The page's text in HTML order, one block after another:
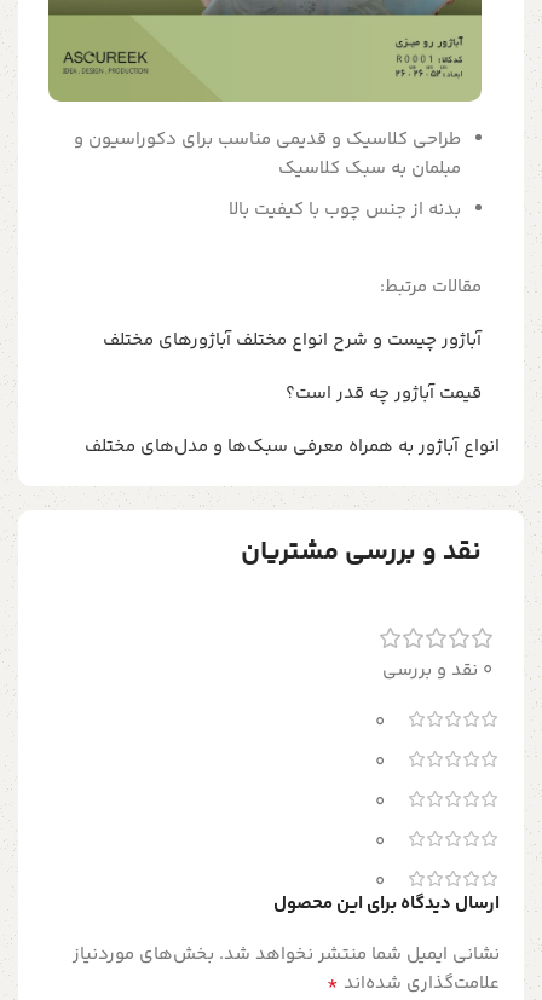
طراحی کلاسیک و قدیمی مناسب برای دکوراسیون و
مبلمان به سبک کلاسیک
بدنه از جنس چوب با کیفیت بالا
مقالات مرتبط:
آباژور چیست و شرح انواع مختلف آباژورهای مختلف
قیمت آباژور چه قدر است؟
انواع آباژور به همراه معرفی سبک‌ها و مدل‌های مختلف
نقد و بررسی مشتریان
0 نقد و بررسی
0
0
0
0
0
ارسال دیدگاه برای این محصول
نشانی ایمیل شما منتشر نخواهد شد. بخش‌های موردنیاز
علامت‌گذاری شده‌اند *